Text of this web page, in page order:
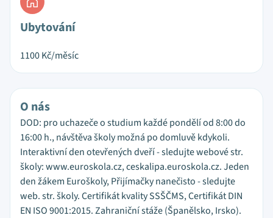
Ubytování
1100Kč/měsíc
O nás
DOD: pro uchazeče o studium každé pondělí od 8:00 do
16:00 h., návštěva školy možná po domluvě kdykoli.
Interaktivní den otevřených dveří - sledujte webové str.
školy: www.euroskola.cz, ceskalipa.euroskola.cz. Jeden
den žákem Euroškoly, Přijímačky nanečisto - sledujte
web. str. školy. Certifikát kvality SSŠČMS, Certifikát DIN
EN ISO 9001:2015. Zahraniční stáže (Španělsko, Irsko).